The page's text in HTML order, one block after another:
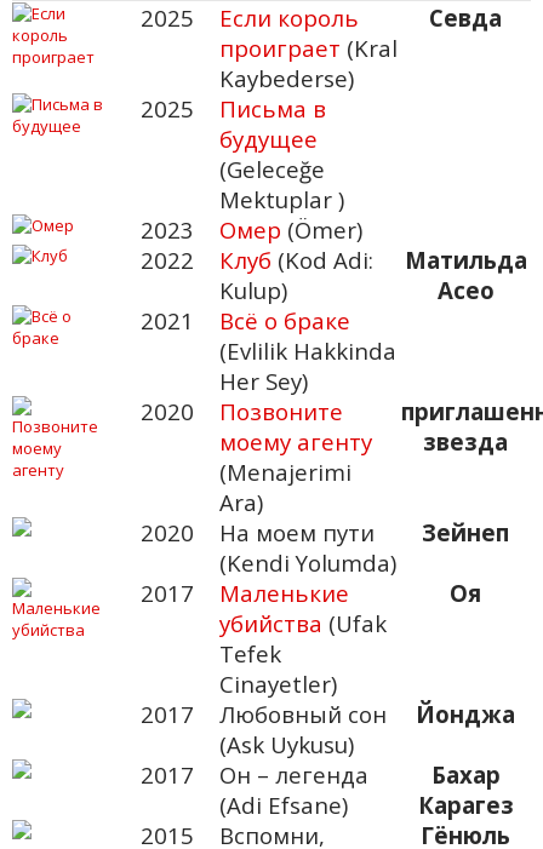
2025
Если король
проиграет (Kral
Kaybederse)
Севда
2025
Письма в
будущее
(Geleceğe
Mektuplar )
2023
Омер (Ömer)
2022
Клуб (Kod Adi:
Kulup)
Матильда
Асео
2021
Всё о браке
(Evlilik Hakkinda
Her Sey)
2020
Позвоните
моему агенту
(Menajerimi
Ara)
звезда
2020
На моем пути
(Kendi Yolumda)
Зейнеп
2017
Маленькие
убийства (Ufak
Tefek
Cinayetler)
Оя
2017
Любовный сон
(Ask Uykusu)
Йонджа
2017
Он – легенда
(Adi Efsane)
Бахар
Карагез
2015
Вспомни,
Гёнюль